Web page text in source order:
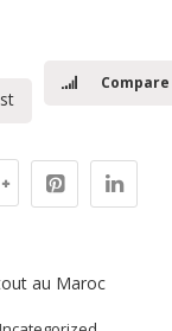
Compare
au Maroc